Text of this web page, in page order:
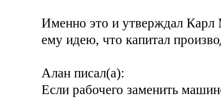
Именно это и утверждал
ему идею, что капитал
Алан писал(а):
Если рабочего заменить